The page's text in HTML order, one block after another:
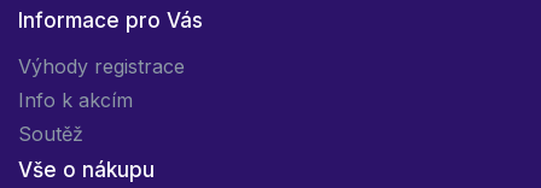
Informace pro Vás
Výhody registrace
Info k akcím
Soutěž
Vše o nákupu